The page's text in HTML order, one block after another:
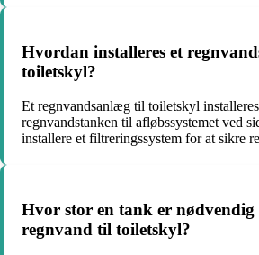
Hvordan installeres et
toiletskyl?
Et regnvandsanlæg til toiletskyl
regnvandstanken til afløbssystemet ved
installere et filtreringssystem for at sikre
Hvor stor en tank er
regnvand til toiletskyl?